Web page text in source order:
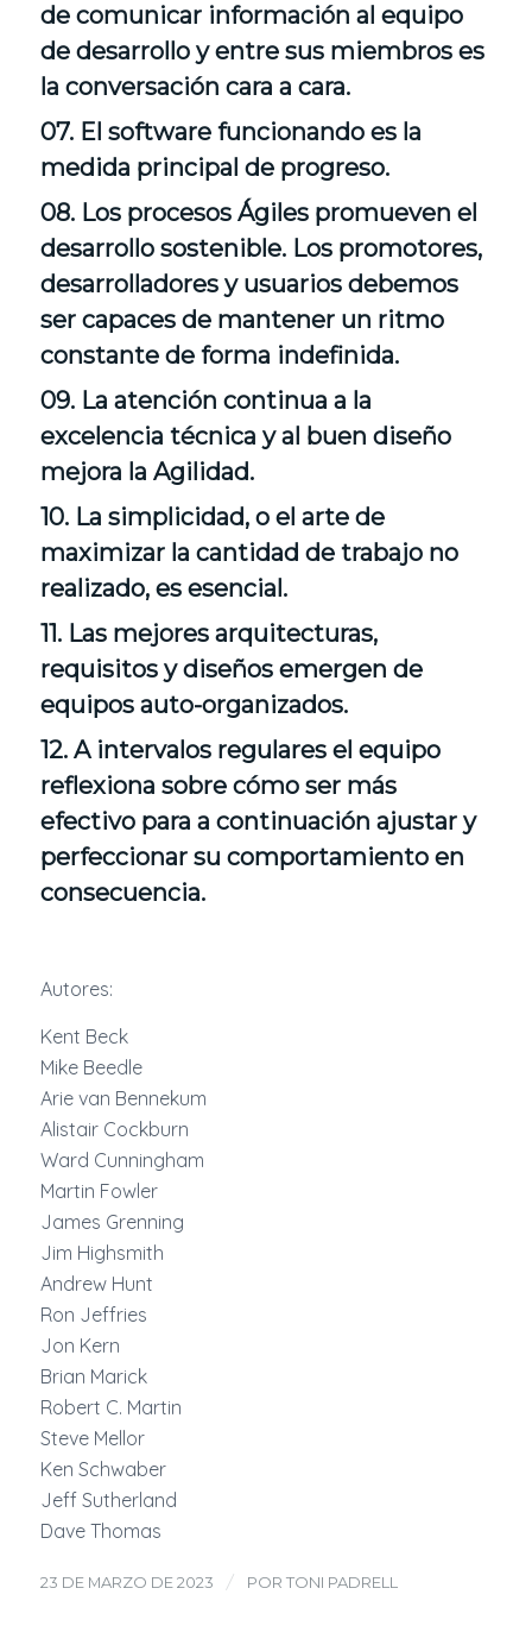
de comunicar información al equipo
de desarrollo y entre sus miembros es
la conversación cara a cara.
07. El software funcionando es la
medida principal de progreso.
08. Los procesos Ágiles promueven el
desarrollo sostenible. Los promotores,
desarrolladores y usuarios debemos
ser capaces de mantener un ritmo
constante de forma indefinida.
09. La atención continua a la
excelencia técnica y al buen diseño
mejora la Agilidad.
10. La simplicidad, o el arte de
maximizar la cantidad de trabajo no
realizado, es esencial.
11. Las mejores arquitecturas,
requisitos y diseños emergen de
equipos auto-organizados.
12. A intervalos regulares el equipo
reflexiona sobre cómo ser más
efectivo para a continuación ajustar y
perfeccionar su comportamiento en
consecuencia.
Autores:
Kent Beck
Mike Beedle
Arie van Bennekum
Alistair Cockburn
Ward Cunningham
Martin Fowler
James Grenning
Jim Highsmith
Andrew Hunt
Ron Jeffries
Jon Kern
Brian Marick
Robert C. Martin
Steve Mellor
Ken Schwaber
Jeff Sutherland
Dave Thomas
23 DE MARZO DE 2023 / POR TONI PADRELL